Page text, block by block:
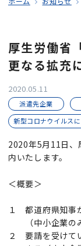
厚生労働省
更なる拡充
2020.05.11
派遣先企業
新型コロナウイルス
2020年5月11日、
内いたします。
＜概要＞
１ 都道府県知事
（中小企業のみ
２ 要請を受けて